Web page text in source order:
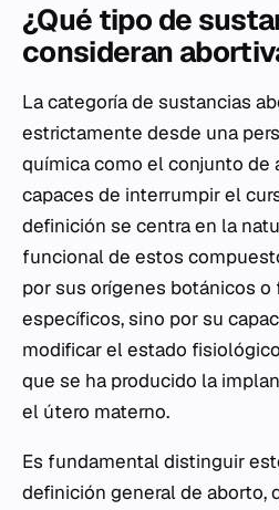
¿Qué tipo de
consideran
La categoría de sustancias
estrictamente desde una
química como el conjunto de
capaces de interrumpir el
definición se centra en la
funcional de estos
por sus orígenes botánicos o
específicos, sino por su
modificar el estado
que se ha producido la
el útero materno.
Es fundamental distinguir
definición general de aborto,